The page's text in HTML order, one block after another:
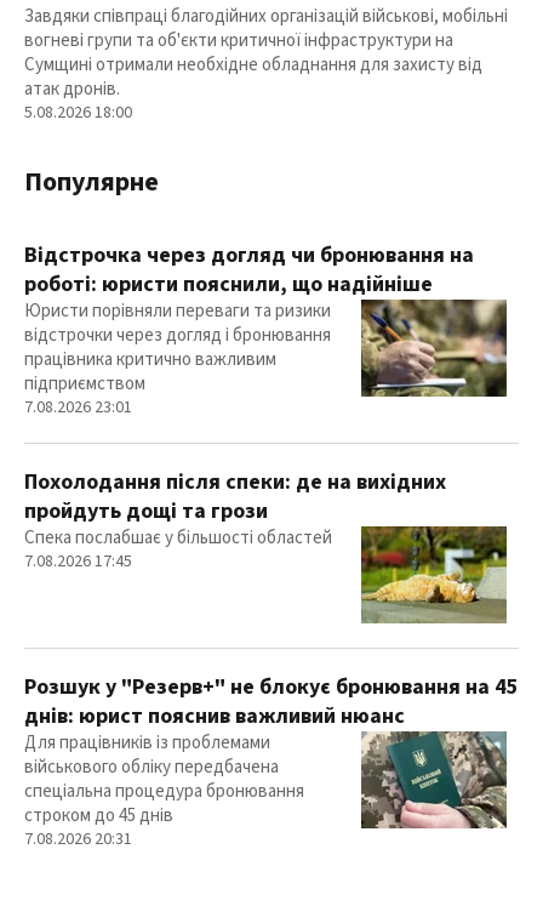
Завдяки співпраці благодійних організацій військові, мобільні
вогневі групи та об'єкти критичної інфраструктури на
Сумщині отримали необхідне обладнання для захисту від
атак дронів.
5.08.2026 18:00
Популярне
Відстрочка через догляд чи бронювання на
роботі: юристи пояснили, що надійніше
Юристи порівняли переваги та ризики
відстрочки через догляд і бронювання
працівника критично важливим
підприємством
7.08.2026 23:01
Похолодання після спеки: де на вихідних
пройдуть дощі та грози
Спека послабшає у більшості областей
7.08.2026 17:45
Розшук у "Резерв+" не блокує бронювання на 45
днів: юрист пояснив важливий нюанс
Для працівників із проблемами
військового обліку передбачена
спеціальна процедура бронювання
строком до 45 днів
7.08.2026 20:31